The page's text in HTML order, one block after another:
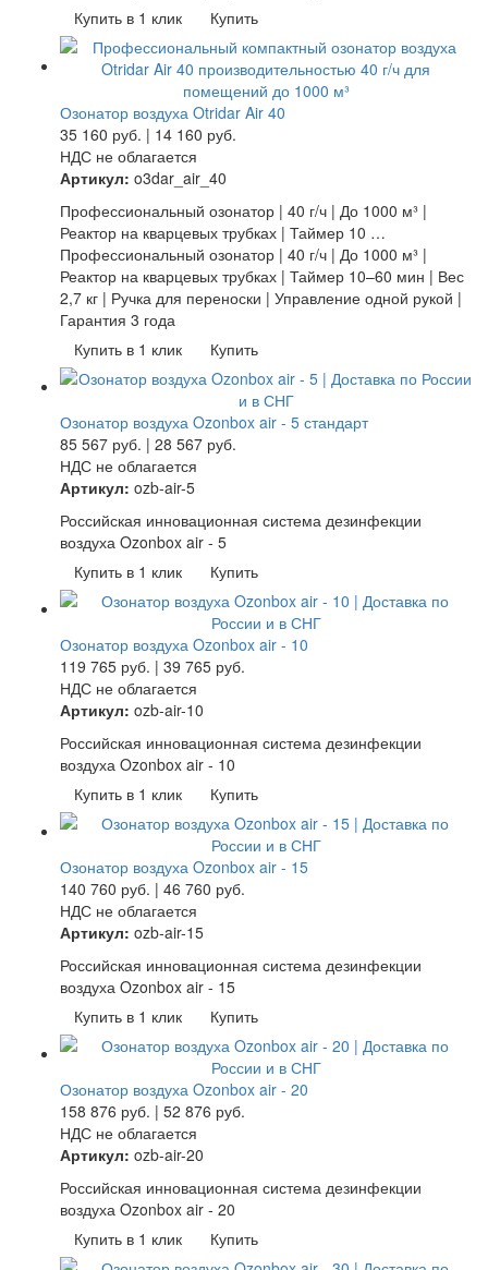
Купить в 1 клик
Купить
Озонатор воздуха Otridar Air 40
35 160 руб. | 14 160 руб.
НДС не облагается
Артикул: o3dar_air_40
Профессиональный озонатор | 40 г/ч | До 1000 м³ |
Реактор на кварцевых трубках | Таймер 10 …
Профессиональный озонатор | 40 г/ч | До 1000 м³ |
Реактор на кварцевых трубках | Таймер 10–60 мин | Вес
2,7 кг | Ручка для переноски | Управление одной рукой |
Гарантия 3 года
Купить в 1 клик
Купить
Озонатор воздуха Ozonbox air - 5 стандарт
85 567 руб. | 28 567 руб.
НДС не облагается
Артикул: ozb-air-5
Российская инновационная система дезинфекции
воздуха Ozonbox air - 5
Купить в 1 клик
Купить
Озонатор воздуха Ozonbox air - 10
119 765 руб. | 39 765 руб.
НДС не облагается
Артикул: ozb-air-10
Российская инновационная система дезинфекции
воздуха Ozonbox air - 10
Купить в 1 клик
Купить
Озонатор воздуха Ozonbox air - 15
140 760 руб. | 46 760 руб.
НДС не облагается
Артикул: ozb-air-15
Российская инновационная система дезинфекции
воздуха Ozonbox air - 15
Купить в 1 клик
Купить
Озонатор воздуха Ozonbox air - 20
158 876 руб. | 52 876 руб.
НДС не облагается
Артикул: ozb-air-20
Российская инновационная система дезинфекции
воздуха Ozonbox air - 20
Купить в 1 клик
Купить